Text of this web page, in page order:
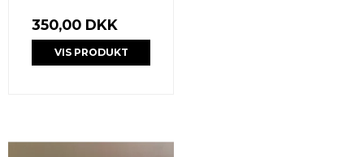
350,00 DKK
VIS PRODUKT